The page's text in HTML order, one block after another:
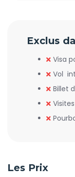
Exclus
Visa
Vol
Billet
Les Prix